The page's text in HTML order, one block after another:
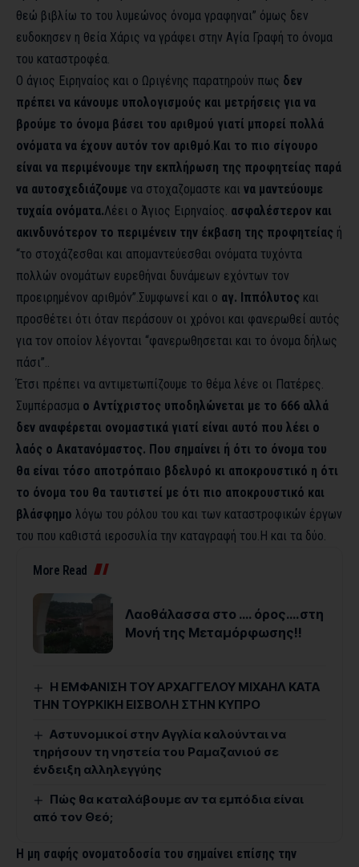
θεώ βιβλίω το του λυμεώνος όνομα γραφηναι” όμως δεν
ευδοκησεν η θεία Χάρις να γράφει στην Αγία Γραφή το όνομα
του καταστροφέα.
Ο άγιος Ειρηναίος και ο Ωριγένης παρατηρούν πως δεν
πρέπει να κάνουμε υπολογισμούς και μετρήσεις για να
βρούμε το όνομα βάσει του αριθμού γιατί μπορεί πολλά
ονόματα να έχουν αυτόν τον αριθμό.Και το πιο σίγουρο
είναι να περιμένουμε την εκπλήρωση της προφητείας παρά
να αυτοσχεδιάζουμε να στοχαζομαστε και να μαντεύουμε
τυχαία ονόματα.Λέει ο Άγιος Ειρηναίος. ασφαλέστερον και
ακινδυνότερον το περιμένειν την έκβαση της προφητείας ή
“το στοχάζεσθαι και απομαντεύεσθαι ονόματα τυχόντα
πολλών ονομάτων ευρεθήναι δυνάμεων εχόντων τον
προειρημένον αριθμόν”.Συμφωνεί και ο αγ. Ιππόλυτος και
προσθέτει ότι όταν περάσουν οι χρόνοι και φανερωθεί αυτός
για τον οποίον λέγονται “φανερωθησεται και το όνομα δήλως
πάσι”..
Έτσι πρέπει να αντιμετωπίζουμε το θέμα λένε οι Πατέρες.
Συμπέρασμα ο Αντίχριστος υποδηλώνεται με το 666 αλλά
δεν αναφέρεται ονομαστικά γιατί είναι αυτό που λέει ο
λαός ο Ακατανόμαστος. Που σημαίνει ή ότι το όνομα του
θα είναι τόσο αποτρόπαιο βδελυρό κι αποκρουστικό η ότι
το όνομα του θα ταυτιστεί με ότι πιο αποκρουστικό και
βλάσφημο λόγω του ρόλου του και των καταστροφικών έργων
του που καθιστά ιεροσυλία την καταγραφή του.Η και τα δύο.
More Read
Λαοθάλασσα στο …. όρος….στη
Μονή της Μεταμόρφωσης!!
Η ΕΜΦΑΝΙΣΗ ΤΟΥ ΑΡΧΑΓΓΕΛΟΥ ΜΙΧΑΗΛ ΚΑΤΑ
ΤΗΝ ΤΟΥΡΚΙΚΗ ΕΙΣΒΟΛΗ ΣΤΗΝ ΚΥΠΡΟ
Αστυνομικοί στην Αγγλία καλούνται να
τηρήσουν τη νηστεία του Ραμαζανιού σε
ένδειξη αλληλεγγύης
Πώς θα καταλάβουμε αν τα εμπόδια είναι
από τον Θεό;
Η μη σαφής ονοματοδοσία του σημαίνει επίσης την